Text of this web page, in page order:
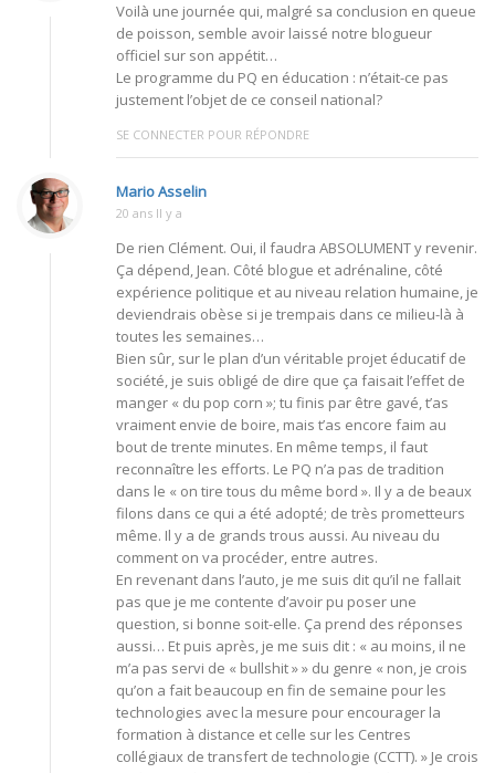
Voilà une journée qui, malgré sa conclusion en queue
de poisson, semble avoir laissé notre blogueur
officiel sur son appétit…
Le programme du PQ en éducation : n’était-ce pas
justement l’objet de ce conseil national?
SE CONNECTER POUR RÉPONDRE
Mario Asselin
20 ans Il y a
De rien Clément. Oui, il faudra ABSOLUMENT y revenir.
Ça dépend, Jean. Côté blogue et adrénaline, côté
expérience politique et au niveau relation humaine, je
deviendrais obèse si je trempais dans ce milieu-là à
toutes les semaines…
Bien sûr, sur le plan d’un véritable projet éducatif de
société, je suis obligé de dire que ça faisait l’effet de
manger « du pop corn »; tu finis par être gavé, t’as
vraiment envie de boire, mais t’as encore faim au
bout de trente minutes. En même temps, il faut
reconnaître les efforts. Le PQ n’a pas de tradition
dans le « on tire tous du même bord ». Il y a de beaux
filons dans ce qui a été adopté; de très prometteurs
même. Il y a de grands trous aussi. Au niveau du
comment on va procéder, entre autres.
En revenant dans l’auto, je me suis dit qu’il ne fallait
pas que je me contente d’avoir pu poser une
question, si bonne soit-elle. Ça prend des réponses
aussi… Et puis après, je me suis dit : « au moins, il ne
m’a pas servi de « bullshit » » du genre « non, je crois
qu’on a fait beaucoup en fin de semaine pour les
technologies avec la mesure pour encourager la
formation à distance et celle sur les Centres
collégiaux de transfert de technologie (CCTT). » Je crois